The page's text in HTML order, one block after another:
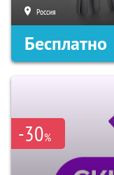
Россия
Бесплатно
-30%